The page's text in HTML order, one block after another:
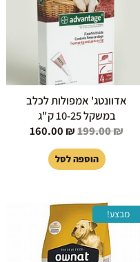
אדוונטג' אמפולות לכלב
במשקל 10-25 ק"ג
199.00₪
160.00 ₪
הוספה לסל
מבצע!
המחיר
המקורי
היה:
169.00 ₪.